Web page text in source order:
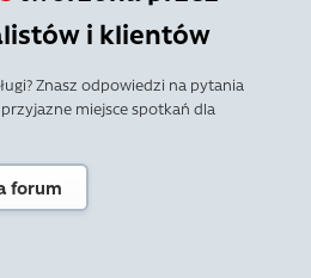
i klientów
Znasz odpowiedzi na pytania
miejsce spotkań dla
forum